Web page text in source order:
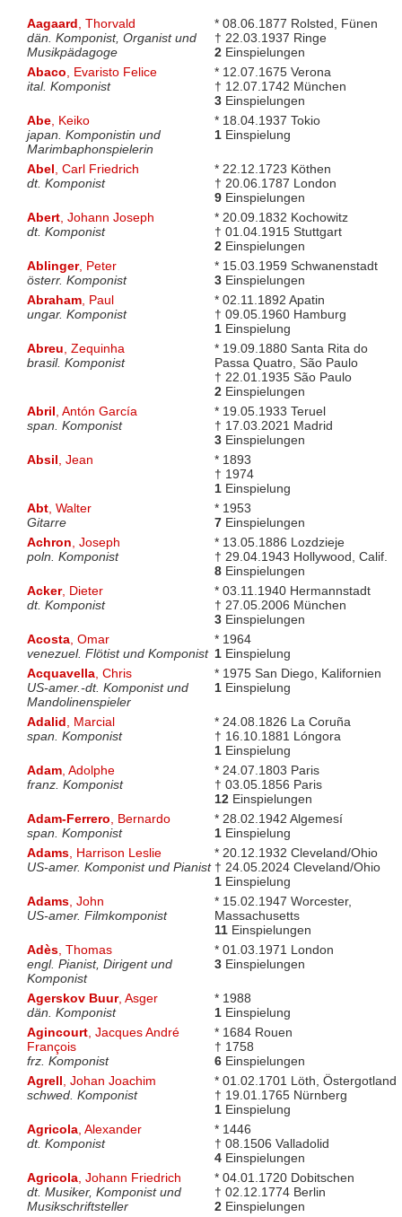
Aagaard , Thorvald
dän. Komponist, Organist und
Musikpädagoge
* 08.06.1877 Rolsted, Fünen
† 22.03.1937 Ringe
2Einspielungen
Abaco , Evaristo Felice
ital. Komponist
* 12.07.1675 Verona
† 12.07.1742 München
3Einspielungen
Abe, Keiko
japan. Komponistin und
Marimbaphonspielerin
* 18.04.1937 Tokio
1Einspielung
Abel , Carl Friedrich
dt. Komponist
* 22.12.1723 Köthen
† 20.06.1787 London
9Einspielungen
Abert, Johann Joseph
dt. Komponist
* 20.09.1832 Kochowitz
† 01.04.1915 Stuttgart
2Einspielungen
Ablinger, Peter
österr. Komponist
* 15.03.1959 Schwanenstadt
3Einspielungen
Abraham, Paul
ungar. Komponist
* 02.11.1892 Apatin
† 09.05.1960 Hamburg
1Einspielung
Abreu , Zequinha
brasil. Komponist
* 19.09.1880 Santa Rita do
Passa Quatro, São Paulo
† 22.01.1935 São Paulo
2Einspielungen
Abril , Antón García
span. Komponist
* 19.05.1933 Teruel
† 17.03.2021 Madrid
3Einspielungen
Absil , Jean
* 1893
† 1974
1Einspielung
Abt, Walter
Gitarre
* 1953
7Einspielungen
Achron , Joseph
poln. Komponist
* 13.05.1886 Lozdzieje
† 29.04.1943 Hollywood, Calif.
8Einspielungen
Acker, Dieter
dt. Komponist
* 03.11.1940 Hermannstadt
† 27.05.2006 München
3Einspielungen
Acosta, Omar
venezuel. Flötist und Komponist
* 1964
1Einspielung
Acquavella, Chris
US-amer.-dt. Komponist und
Mandolinenspieler
* 1975 San Diego, Kalifornien
1Einspielung
Adalid , Marcial
span. Komponist
* 24.08.1826 La Coruña
† 16.10.1881 Lóngora
1Einspielung
Adam, Adolphe
franz. Komponist
* 24.07.1803 Paris
† 03.05.1856 Paris
12Einspielungen
Adam-Ferrero , Bernardo
span. Komponist
* 28.02.1942 Algemesí
1Einspielung
Adams, Harrison Leslie
US-amer. Komponist und Pianist
* 20.12.1932 Cleveland/Ohio
† 24.05.2024 Cleveland/Ohio
1Einspielung
Adams, John
US-amer. Filmkomponist
* 15.02.1947 Worcester,
Massachusetts
11Einspielungen
Adès, Thomas
engl. Pianist, Dirigent und
Komponist
* 01.03.1971 London
3Einspielungen
Agerskov Buur, Asger
dän. Komponist
* 1988
1Einspielung
Agincourt, Jacques André
François
frz. Komponist
* 1684 Rouen
† 1758
6Einspielungen
Agrell , Johan Joachim
schwed. Komponist
* 01.02.1701 Löth, Östergotland
† 19.01.1765 Nürnberg
1Einspielung
Agricola, Alexander
dt. Komponist
* 1446
† 08.1506 Valladolid
4Einspielungen
Agricola, Johann Friedrich
dt. Musiker, Komponist und
Musikschriftsteller
* 04.01.1720 Dobitschen
† 02.12.1774 Berlin
2Einspielungen